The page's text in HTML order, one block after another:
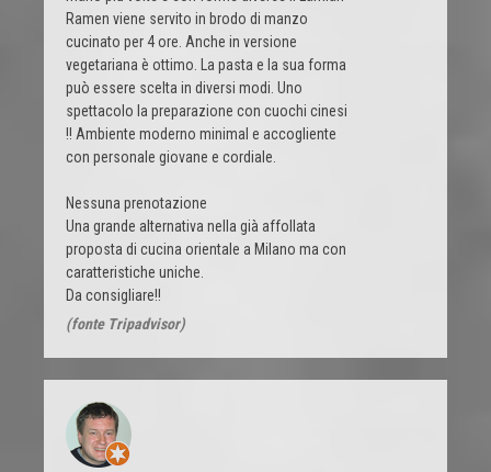
Ramen viene servito in brodo di manzo
cucinato per 4 ore. Anche in versione
vegetariana è ottimo. La pasta e la sua forma
può essere scelta in diversi modi. Uno
spettacolo la preparazione con cuochi cinesi
!! Ambiente moderno minimal e accogliente
con personale giovane e cordiale.
Nessuna prenotazione
Una grande alternativa nella già affollata
proposta di cucina orientale a Milano ma con
caratteristiche uniche.
Da consigliare!!
(fonte Tripadvisor)